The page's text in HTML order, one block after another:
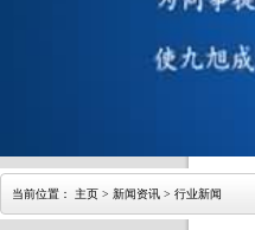
当前位置： 主页 > 新闻资讯 > 行业新闻